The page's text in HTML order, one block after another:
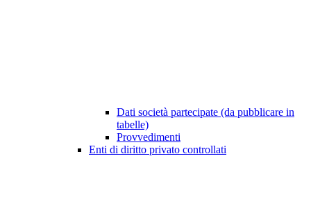
Dati società partecipate (da pubblicare in
tabelle)
Provvedimenti
Enti di diritto privato controllati